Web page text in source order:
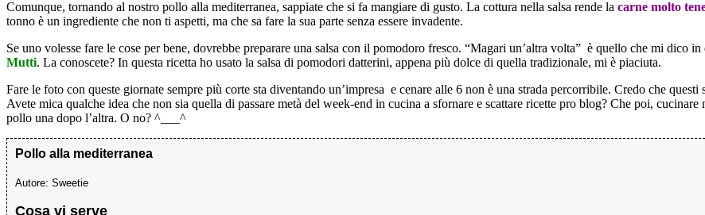
Comunque, tornando al nostro pollo alla mediterranea, sappiate che si fa mangiare di gusto. La cottura nella salsa rende la carne molto
tonno è un ingrediente che non ti aspetti, ma che sa fare la sua parte senza essere invadente.
Se uno volesse fare le cose per bene, dovrebbe preparare una salsa con il pomodoro fresco. “Magari un’altra volta” è quello che mi dico
Mutti. La conoscete? In questa ricetta ho usato la salsa di pomodori datterini, appena più dolce di quella tradizionale, mi è piaciuta.
Fare le foto con queste giornate sempre più corte sta diventando un’impresa e cenare alle 6 non è una strada percorribile. Credo che
Avete mica qualche idea che non sia quella di passare metà del week-end in cucina a sfornare e scattare ricette pro blog? Che poi,
pollo una dopo l’altra. O no? ^___^
Pollo alla mediterranea
Autore: Sweetie
Cosa vi serve